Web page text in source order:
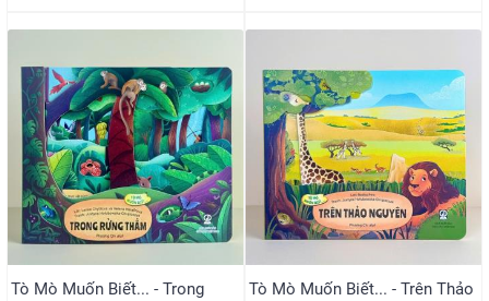
Tò Mò Muốn Biết... - Trong
Tò Mò Muốn Biết... - Trên Thảo